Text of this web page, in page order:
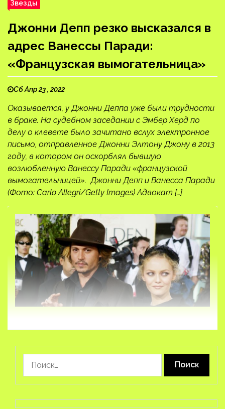
Звезды
Джонни Депп резко высказался в
адрес Ванессы Паради:
«Французская вымогательница»
Сб Апр 23 , 2022
Оказывается, у Джонни Деппа уже были трудности
в браке. На судебном заседании с Эмбер Херд по
делу о клевете было зачитано вслух электронное
письмо, отправленное Джонни Элтону Джону в 2013
году, в котором он оскорблял бывшую
возлюбленную Ванессу Паради «французской
вымогательницей». Джонни Депп и Ванесса Паради
(Фото: Carlo Allegri/Getty Images) Адвокат […]